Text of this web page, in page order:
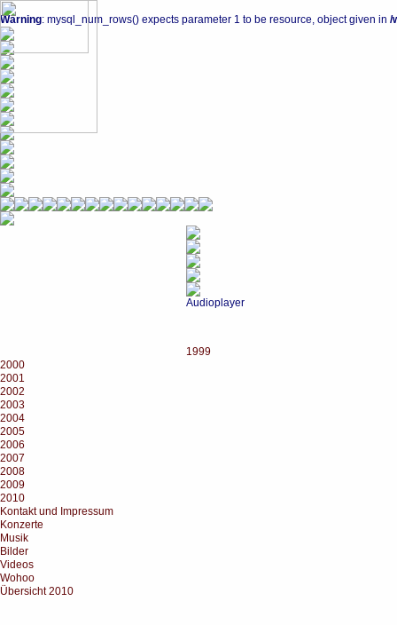
Warning: mysql_num_rows() expects parameter 1 to be resource, object given in /
Audioplayer
1999
2000
2001
2002
2003
2004
2005
2006
2007
2008
2009
2010
Kontakt und Impressum
Konzerte
Musik
Bilder
Videos
Wohoo
Übersicht 2010